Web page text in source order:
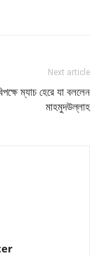
Next article
ম্যাচ হেরে যা বললেন
মাহমুদউল্লাহ